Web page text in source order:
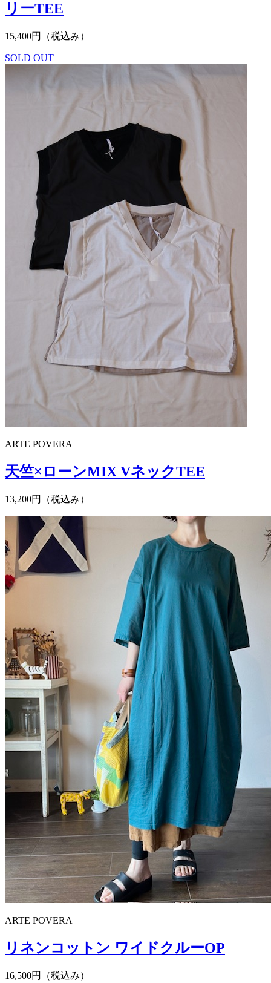
リーTEE
15,400円（税込み）
SOLD OUT
ARTE POVERA
天竺×ローンMIX VネックTEE
13,200円（税込み）
ARTE POVERA
リネンコットン ワイドクルーOP
16,500円（税込み）